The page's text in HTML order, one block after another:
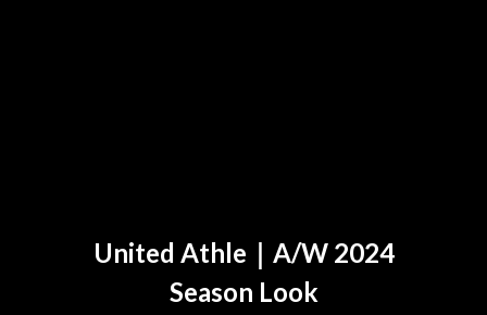
United Athle｜A/W 2024
Season Look